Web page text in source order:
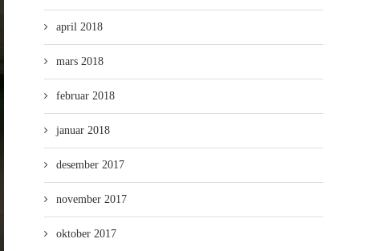
april 2018
mars 2018
februar 2018
januar 2018
desember 2017
november 2017
oktober 2017